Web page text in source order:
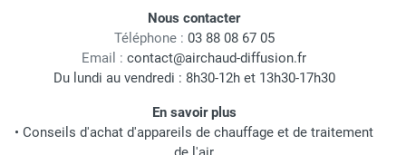
Nous contacter
Téléphone : 03 88 08 67 05
Email : contact@airchaud-diffusion.fr
Du lundi au vendredi : 8h30-12h et 13h30-17h30
En savoir plus
• Conseils d'achat d'appareils de chauffage et de traitement